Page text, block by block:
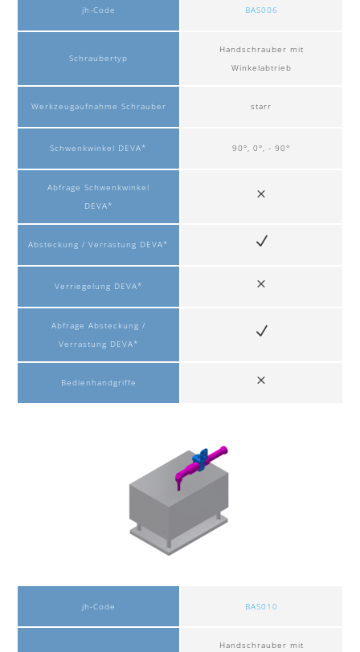
jh-Code
Schraubertyp
Werkzeugaufnahme Schrauber
Schwenkwinkel DEVA*
Abfrage Schwenkwinkel
DEVA*
Absteckung / Verrastung DEVA*
Verriegelung DEVA*
Abfrage Absteckung /
Verrastung DEVA*
Bedienhandgriffe
BAS006
Handschrauber mit
Winkelabtrieb
starr
90°, 0°, - 90°
jh-Code BAS010
Handschrauber mit